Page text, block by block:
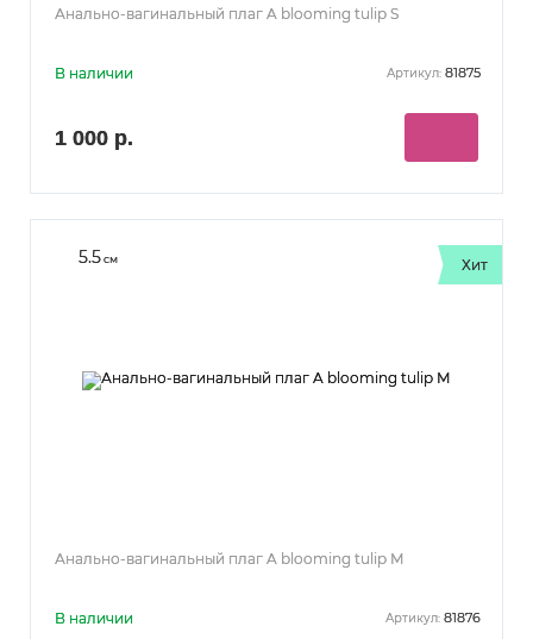
Анально-вагинальный плаг A blooming tulip S
В наличии Артикул: 81875
1 000 р.
5.5см Хит
Анально-вагинальный плаг A blooming tulip М
В наличии Артикул: 81876